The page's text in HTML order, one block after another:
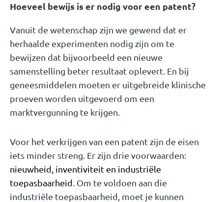
Hoeveel bewijs is er nodig voor een patent?
Vanuit de wetenschap zijn we gewend dat er
herhaalde experimenten nodig zijn om te
bewijzen dat bijvoorbeeld een nieuwe
samenstelling beter resultaat oplevert. En bij
geneesmiddelen moeten er uitgebreide klinische
proeven worden uitgevoerd om een
marktvergunning te krijgen.
Voor het verkrijgen van een patent zijn de eisen
iets minder streng. Er zijn drie voorwaarden:
nieuwheid, inventiviteit en industriële
toepasbaarheid . Om te voldoen aan die
industriële toepasbaarheid, moet je kunnen